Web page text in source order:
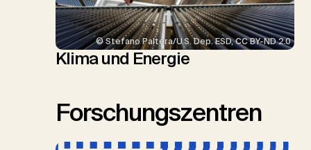
© Stefano Paltera/U.S. Dep. ESD, CC BY-ND 2.0
Klima und Energie
Forschungszentren